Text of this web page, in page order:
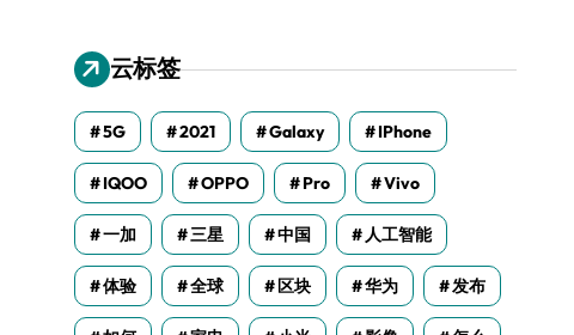
云标签
5G 2021 Galaxy IPhone
IQOO OPPO Pro Vivo
一加 三星 中国 人工智能
体验 全球 区块 华为 发布